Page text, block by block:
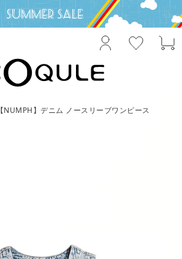
【NUMPH】デニム ノースリーブワンピース